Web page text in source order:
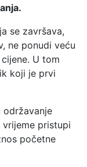
se završava,
ne ponudi veću
U tom
koji je prvi
održavanje
vrijeme pristupi
početne